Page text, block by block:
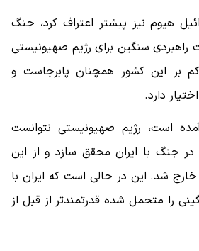
هیوم نیز پیشتر اعتراف کرد، جنگ
راهبردی سنگین برای رژیم صهیونیستی
بر این کشور همچنان پابرجاست و
دارد.
است، رژیم صهیونیستی نتوانست
در جنگ با ایران محقق سازد و از این
شد. این در حالی است که ایران با
را متحمل شده قدرتمندتر از قبل از